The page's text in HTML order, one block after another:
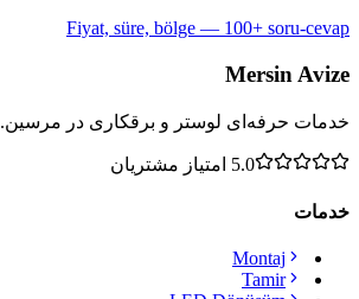
Fiyat, süre, bölge — 100+ soru-cevap
Mersin Avize
خدمات حرفه‌ای لوستر و برقکاری در مرسین.
5.0 امتیاز مشتریان
خدمات
Montaj
Tamir